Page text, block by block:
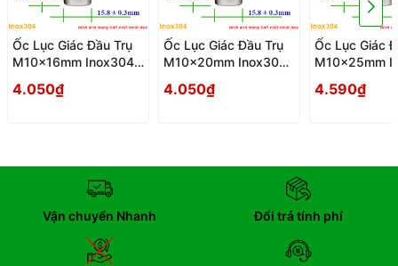
Ốc Lục Giác Đầu Trụ
M10x16mm Inox304 -
4.050₫
Ốc Lục Giác Đầu Trụ
M10x20mm Inox304
4.050₫
Ốc Lục Giác
M10x25mm
4.590₫
Vận chuyển Nhanh Đổi trả tính phí